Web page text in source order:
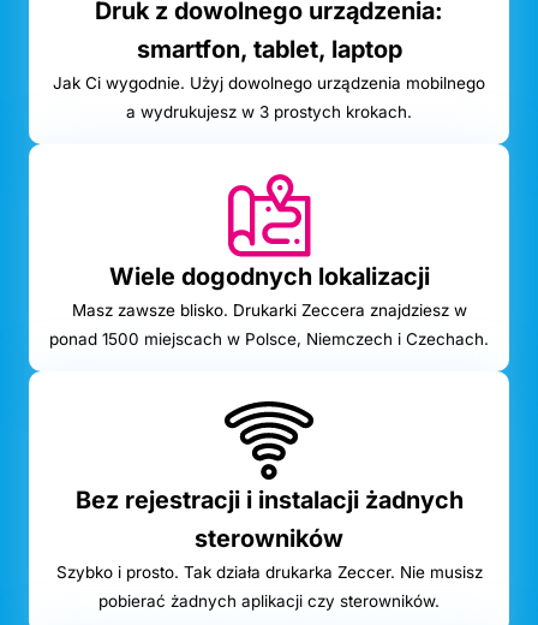
Druk z dowolnego urządzenia:
smartfon, tablet, laptop
Jak Ci wygodnie. Użyj dowolnego urządzenia mobilnego
a wydrukujesz w 3 prostych krokach.
Wiele dogodnych lokalizacji
Masz zawsze blisko. Drukarki Zeccera znajdziesz w
ponad 1500 miejscach w Polsce, Niemczech i Czechach.
Bez rejestracji i instalacji żadnych
sterowników
Szybko i prosto. Tak działa drukarka Zeccer. Nie musisz
pobierać żadnych aplikacji czy sterowników.